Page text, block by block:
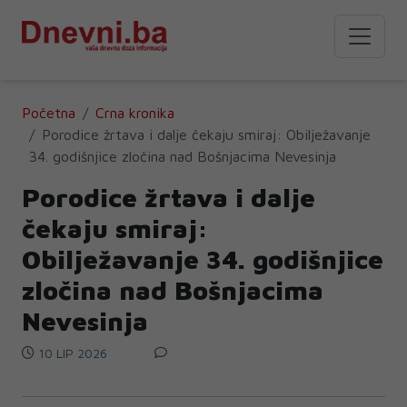
Početna
Crna kronika
Porodice žrtava i dalje čekaju smiraj: Obilježavanje
34. godišnjice zločina nad Bošnjacima Nevesinja
Porodice žrtava i dalje
čekaju smiraj:
Obilježavanje 34. godišnjice
zločina nad Bošnjacima
Nevesinja
10 LIP 2026